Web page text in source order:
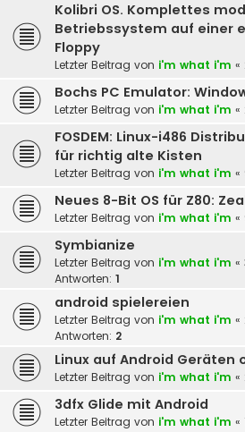
Kolibri OS. Komplettes
Betriebssystem auf einer
Floppy
Letzter Beitrag von i'm what i'm «
Bochs PC Emulator:
Letzter Beitrag von i'm what i'm «
FOSDEM: Linux-i486
für richtig alte Kisten
Letzter Beitrag von i'm what i'm «
Neues 8-Bit OS für Z80:
Letzter Beitrag von i'm what i'm «
Symbianize
Letzter Beitrag von i'm what i'm «
Antworten: 1
android spielereien
Letzter Beitrag von i'm what i'm «
Antworten: 2
Linux auf Android Geräten
Letzter Beitrag von i'm what i'm «
3dfx Glide mit Android
Letzter Beitrag von i'm what i'm «